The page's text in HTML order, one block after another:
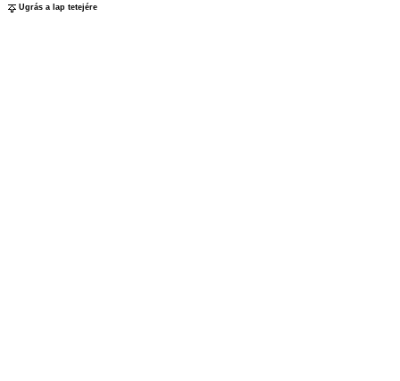
Ugrás a lap tetejére